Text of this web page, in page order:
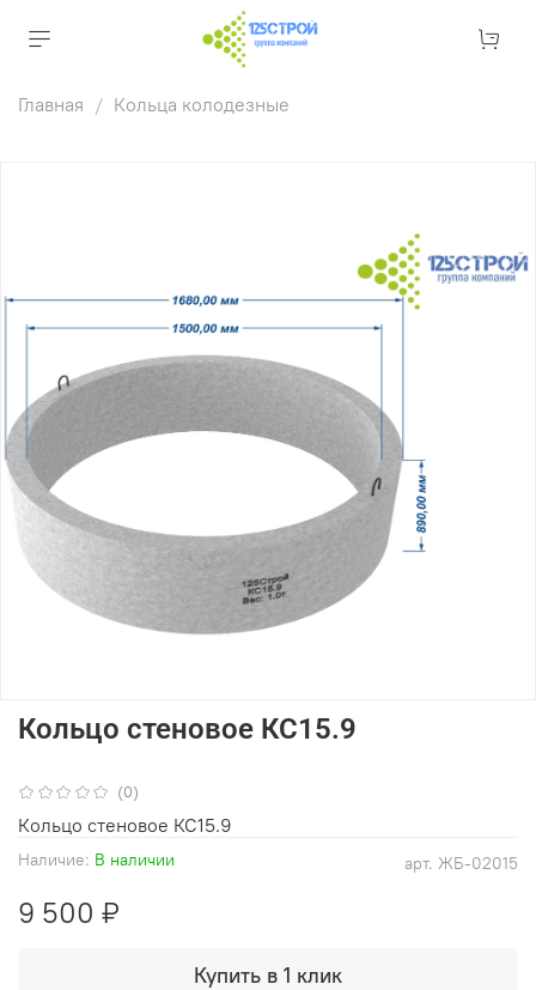
Главная Кольца колодезные
(0)
арт. ЖБ-02015
Наличие: В наличии
Кольцо стеновое КС15.9
9 500 ₽
Купить в 1 клик
Кольцо стеновое КС15.9